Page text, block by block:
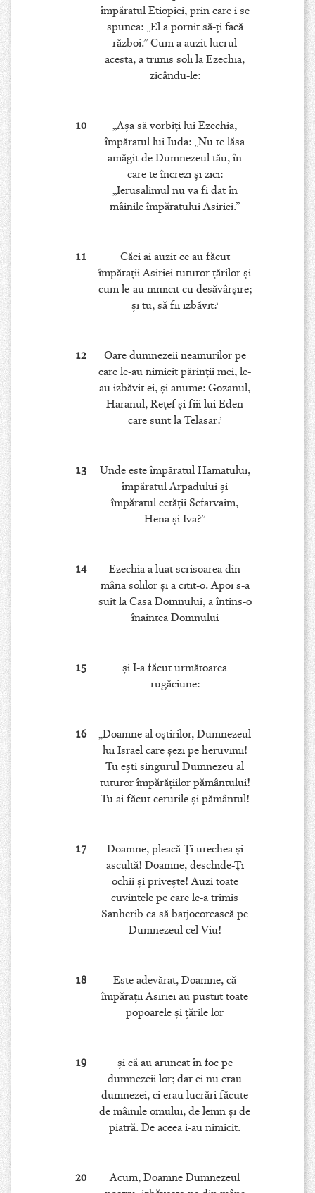
împăratul Etiopiei, prin care i se
spunea: „El a pornit să-ţi facă
război.” Cum a auzit lucrul
acesta, a trimis soli la Ezechia,
zicându-le:
10
„Aşa să vorbiţi lui Ezechia,
împăratul lui Iuda: „Nu te lăsa
amăgit de Dumnezeul tău, în
care te încrezi şi zici:
„Ierusalimul nu va fi dat în
mâinile împăratului Asiriei.”
11
Căci ai auzit ce au făcut
împăraţii Asiriei tuturor ţărilor şi
cum le-au nimicit cu desăvârşire;
şi tu, să fii izbăvit?
12
Oare dumnezeii neamurilor pe
care le-au nimicit părinţii mei, le-
au izbăvit ei, şi anume: Gozanul,
Haranul, Reţef şi fiii lui Eden
care sunt la Telasar?
13
Unde este împăratul Hamatului,
împăratul Arpadului şi
împăratul cetăţii Sefarvaim,
Hena şi Iva?”
14
Ezechia a luat scrisoarea din
mâna solilor şi a citit-o. Apoi s-a
suit la Casa Domnului, a întins-o
înaintea Domnului
15
şi I-a făcut următoarea
rugăciune:
16
„Doamne al oştirilor, Dumnezeul
lui Israel care şezi pe heruvimi!
Tu eşti singurul Dumnezeu al
tuturor împărăţiilor pământului!
Tu ai făcut cerurile şi pământul!
17
Doamne, pleacă-Ţi urechea şi
ascultă! Doamne, deschide-Ţi
ochii şi priveşte! Auzi toate
cuvintele pe care le-a trimis
Sanherib ca să batjocorească pe
Dumnezeul cel Viu!
18
Este adevărat, Doamne, că
împăraţii Asiriei au pustiit toate
popoarele şi ţările lor
19
şi că au aruncat în foc pe
dumnezeii lor; dar ei nu erau
dumnezei, ci erau lucrări făcute
de mâinile omului, de lemn şi de
piatră. De aceea i-au nimicit.
20
Acum, Doamne Dumnezeul